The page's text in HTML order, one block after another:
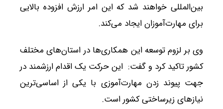
بین‌المللی خواهند شد که این امر ارزش افزوده بالایی
برای مهارت‌آموزان ایجاد می‌کند.
وی بر لزوم توسعه این همکاری‌ها در استان‌های مختلف
کشور تاکید کرد و گفت: این حرکت یک اقدام ارزشمند در
جهت پیوند زدن مهارت‌آموزی با یکی از اساسی‌ترین
نیازهای زیرساختی کشور است.